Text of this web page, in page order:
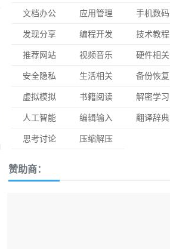
文档办公
应用管理
手机数码
发现分享
编程开发
技术教程
推荐网站
视频音乐
硬件相关
安全隐私
生活相关
备份恢复
虚拟模拟
书籍阅读
解密学习
人工智能
编辑输入
翻译辞典
思考讨论
压缩解压
赞助商：